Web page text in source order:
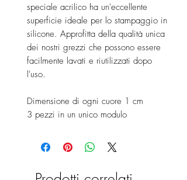
speciale acrilico ha un'eccellente
superficie ideale per lo stampaggio in
silicone. Approfitta della qualità unica
dei nostri grezzi che possono essere
facilmente lavati e riutilizzati dopo
l'uso.
Dimensione di ogni cuore 1 cm
3 pezzi in un unico modulo